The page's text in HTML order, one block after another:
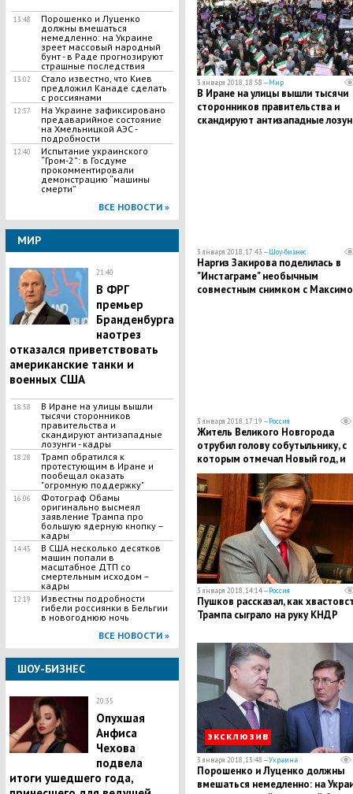
13:48
Порошенко и Луценко
должны вмешаться
немедленно: на Украине
зреет массовый народный
бунт - в Раде прогнозируют
страшные последствия
13:02
Стало известно, что Киев
предложил Канаде сделать
с россиянами
12:57
На Украине зафиксировано
предаварийное состояние
на Хмельницкой АЭС -
подробности
12:40
Испытание украинского
“Гром-2”: в Госдуме
прокомментировали
демонстрацию “машины
смерти”
ВСЕ НОВОСТИ »
МИР
21:40
B ФPГ
премьер
Бpaнденбурга
наотрез
отказался приветствовать
американские танки и
военных США
18:58
В Иране на улицы вышли
тысячи сторонников
правительства и
скандируют антизападные
лозунги - кадры
18:28
Трамп обратился к
протестующим в Иране и
пообещал оказать
"огромную поддержку"
16:06
Фотограф Обамы
оригинально высмеял
заявление Трампа про
большую ядерную кнопку –
кадры
14:45
В США несколько десятков
машин попали в
масштабное ДТП со
смертельным исходом –
кадры
12:19
Известны подробности
гибели россиянки в Бельгии
в новогоднюю ночь
ВСЕ НОВОСТИ »
ШОУ-БИЗНЕС
20:35
​Опухшая
Анфиса
Чехова
подвела
итоги ушедшего года,
3 января 2018, 18:58 —Мир
В Иране на улицы вышли тысячи
сторонников правительства и
скандируют антизападные
3 января 2018, 17:43 —Шоу-бизнес
Наргиз Закирова поделилась в
"Инстаграме" необычным
совместным снимком с
3 января 2018, 17:19 —Россия
Житель Великого Новгорода
отрубил голову собутыльнику, с
которым отмечал Новый год, и
выбросил ее с балкона
3 января 2018, 14:14 —Россия
Пушков рассказал, как
Трампа сыграло на руку КНДР
эксклюзив
3 января 2018, 13:48 —Украина
Порошенко и Луценко должны
вмешаться немедленно: на